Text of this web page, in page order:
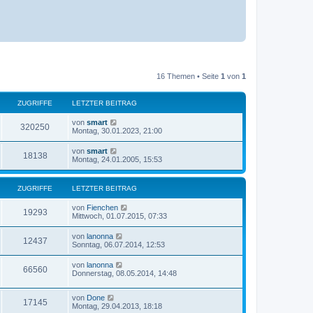
16 Themen • Seite 1 von 1
ZUGRIFFE LETZTER BEITRAG
320250Z
u
r
i
e
L
e
t
e
r
B
e
i
t
r
g
von smart
Montag, 30.01.2023, 21:00
18138Z
u
g
r
i
L
e
z
e
r
B
e
i
t
r
von smart
Montag, 24.01.2005, 15:53
ZUGRIFFE LETZTER BEITRAG
19293Z
u
r
f
L
e
t
e
r
B
e
t
r
a
von Fienchen
Mittwoch, 01.07.2015, 07:33
12437Z
u
L
e
t
e
e
von lanonna
Sonntag, 06.07.2014, 12:53
66560Z
u
g
L
e
z
t
e
von lanonna
Donnerstag, 08.05.2014, 14:48
17145Z
L
e
von Done
Montag, 29.04.2013, 18:18